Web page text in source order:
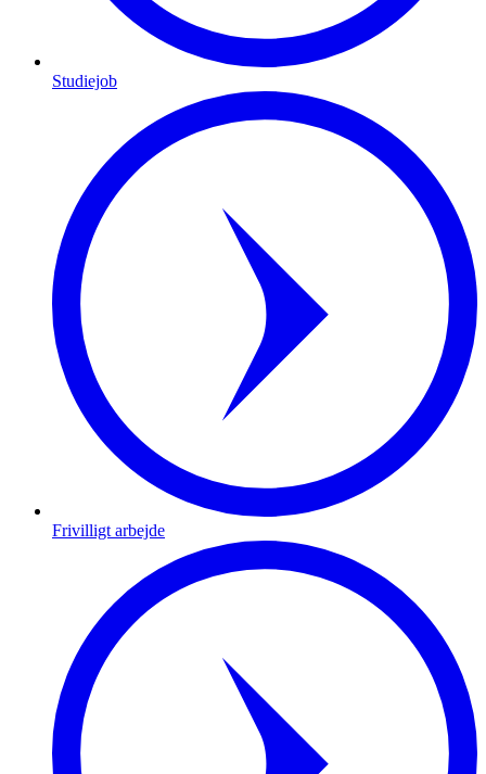
Studiejob
Frivilligt arbejde